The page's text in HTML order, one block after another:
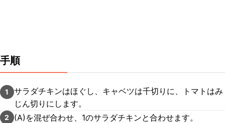
手順
1
サラダチキンはほぐし、キャベツは千切りに、トマトはみ
じん切りにします。
2 (A)を混ぜ合わせ、1のサラダチキンと合わせます。